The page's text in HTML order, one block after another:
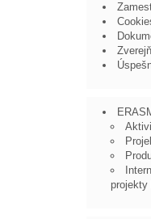
projekty